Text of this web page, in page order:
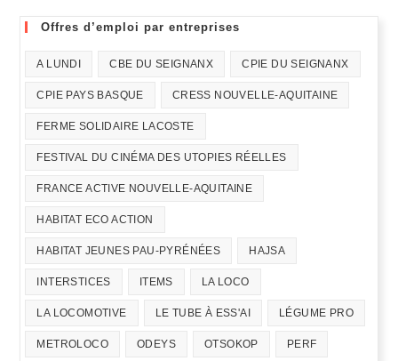
Offres d’emploi par entreprises
A LUNDI CBE DU SEIGNANX CPIE DU SEIGNANX
CPIE PAYS BASQUE CRESS NOUVELLE-AQUITAINE
FERME SOLIDAIRE LACOSTE
FESTIVAL DU CINÉMA DES UTOPIES RÉELLES
FRANCE ACTIVE NOUVELLE-AQUITAINE
HABITAT ECO ACTION
HABITAT JEUNES PAU-PYRÉNÉES HAJSA
INTERSTICES ITEMS LA LOCO
LA LOCOMOTIVE LE TUBE À ESS'AI LÉGUME PRO
METROLOCO ODEYS OTSOKOP PERF